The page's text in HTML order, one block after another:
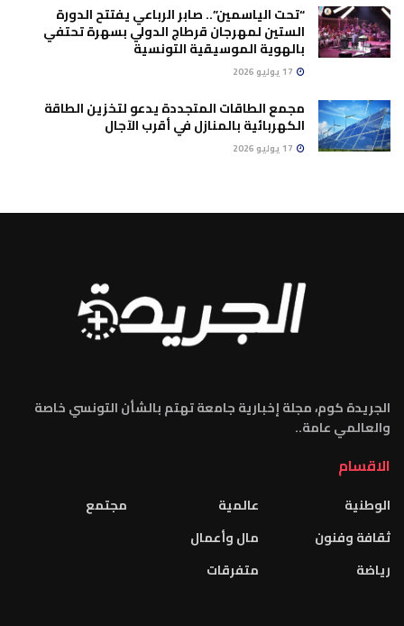
“تحت الياسمين”.. صابر الرباعي يفتتح الدورة
الستين لمهرجان قرطاج الدولي بسهرة تحتفي
بالهوية الموسيقية التونسية
مجمع الطاقات المتجددة يدعو لتخزين الطاقة
الكهربائية بالمنازل في أقرب الآجال
الجريدة كوم، مجلة إخبارية جامعة تهتم بالشأن التونسي خاصة
والعالمي عامة..
الاقسام
الوطنية
ثقافة وفنون
رياضة
عالمية
مال وأعمال
متفرقات
مجتمع